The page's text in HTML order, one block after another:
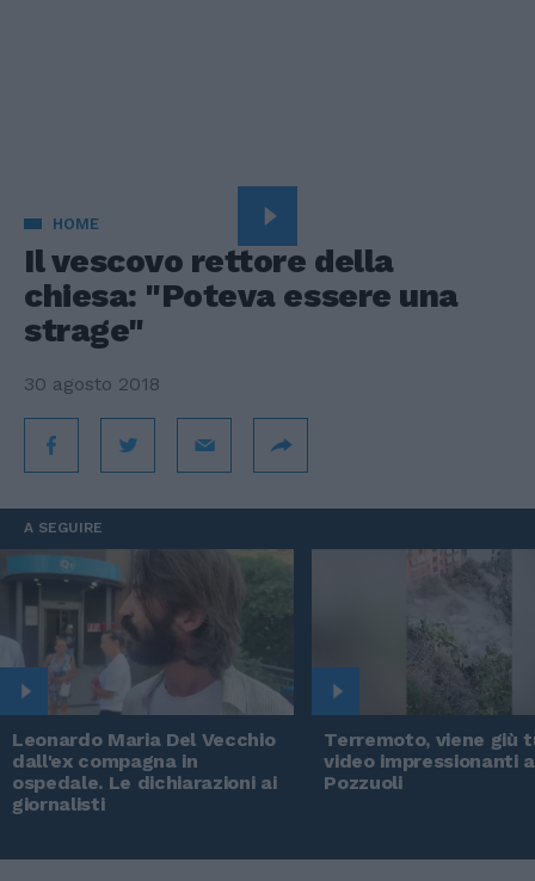
HOME
Il vescovo rettore della
chiesa: "Poteva essere una
strage"
30 agosto 2018
A SEGUIRE
Leonardo Maria Del Vecchio
dall'ex compagna in
ospedale. Le dichiarazioni ai
giornalisti
Terremoto, viene giù
video impressionanti a
Pozzuoli